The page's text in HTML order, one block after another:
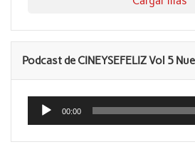
Podcast de CINEYSEFELIZ Vol 5
Reproductor
audio
00:00